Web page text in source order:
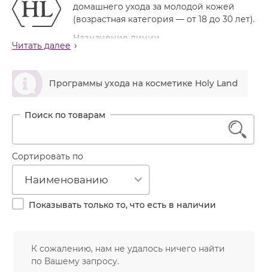
Крем тональный
Мусс
Мыло
Набор косметики
Пудра
Шампунь
Лечение акне
Обновление кожи
Очищение
Против морщин
Увлажнение
Россия
домашнего ухода за молодой кожей
(возрастная категория — от 18 до 30 лет).
Назначение линии
Восстановление кожи после терапевтического
процедур
Профилактика обострений угревой болезни за
счет улучшения качества кожи
Противовоспалительное, антисеборейное
Активные ингредиенты линии
В состав линии входит уникальный компонент —
«кровь дракона»
— смола растущего в тропических
лесах Амазонки драконового дерева, которая
обладает сильным антибактериальным и
стягивающим действием, а также стимулирует синтез
подобранные экстракты лекарственных растений:
эхинацеи, ромашки, арники, календулы, гаммамелиса,
Читать далее
ဆ Программы ухода на косметике Holy Land
1
Сортировать по
Наименованию
Показывать только то, что есть в наличии
К сожалению, нам не удалось ничего найти
по Вашему запросу.